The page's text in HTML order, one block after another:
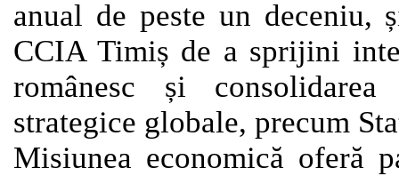
anual de peste un deceniu,
CCIA Timiș de a sprijini
românesc și
strategice globale, precum
Misiunea economică oferă